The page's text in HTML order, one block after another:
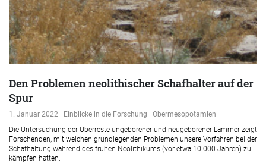
Den Problemen neolithischer Schafhalter auf der
Spur
1. Januar 2022 | Einblicke in die Forschung | Obermesopotamien
Die Untersuchung der Überreste ungeborener und neugeborener Lämmer zeigt
Forschenden, mit welchen grundlegenden Problemen unsere Vorfahren bei der
Schafhaltung während des frühen Neolithikums (vor etwa 10.000 Jahren) zu
kämpfen hatten.